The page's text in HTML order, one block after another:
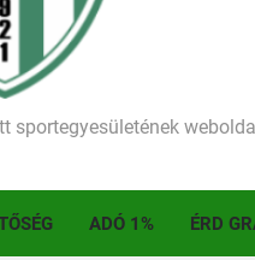
Kezdődik a 2026–2027-
az I. Érdi Football Fesztivál
sportegyesületének
ADÓ 1% ÉRD